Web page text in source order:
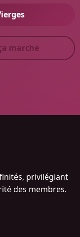
marche
privilégiant
des membres.